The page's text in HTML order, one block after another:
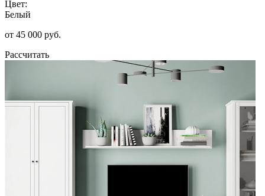
Цвет:
Белый
от 45 000 руб.
Рассчитать